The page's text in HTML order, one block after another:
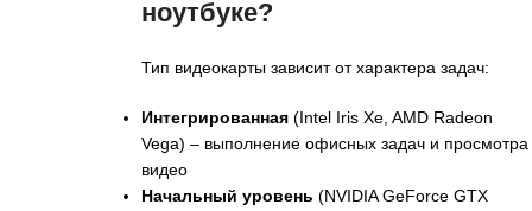
ноутбуке?
Тип видеокарты зависит от характера задач:
Интегрированная (Intel Iris Xe, AMD Radeon
Vega) – выполнение офисных задач и просмотра
видео
Начальный уровень (NVIDIA GeForce GTX